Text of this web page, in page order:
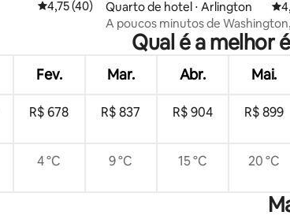
4,75 de uma avaliação média de 5, 40
4,75 (40)
Quarto de hotel ⋅ Arlington
A poucos minutos de
Restaurantes. Fitness.
Qual é a melhor
Fev. Mar. Abr. Mai.
R$ 678 R$ 837 R$ 904 R$ 899
4 °C 9 °C 15 °C 20 °C